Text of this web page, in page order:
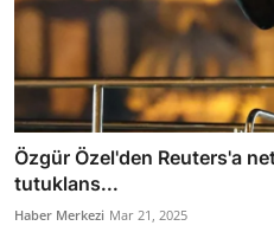
Özgür Özel'den Reuters'a
tutuklans...
Haber Merkezi Mar 21, 2025